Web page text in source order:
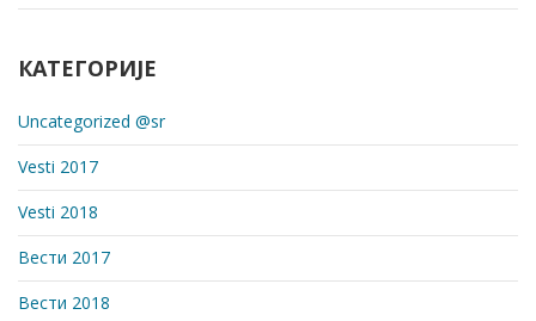
КАТЕГОРИЈЕ
Uncategorized @sr
Vesti 2017
Vesti 2018
Вести 2017
Вести 2018